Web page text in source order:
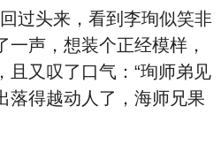
头来，看到李珣似笑非
声，想装个正经模样，
且又叹了口气：“珣师弟见
得越动人了，海师兄果